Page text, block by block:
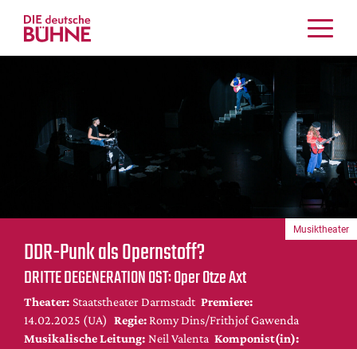
Musiktheater
Tanz
Crossover
Bühnenwelt
Festivals & Veranstaltungen
Menschen & Theater
Themen
Internationales
Nachrufe
Medientipps
DDR-Punk als Opernstoff?
DRITTE DEGENERATION OST: Oper Otze Axt
Theater: Staatstheater Darmstadt Premiere:
14.02.2025 (UA) Regie: Romy Dins/Frithjof Gawenda
Musikalische Leitung: Neil Valenta Komponist(in):
Musiktheater